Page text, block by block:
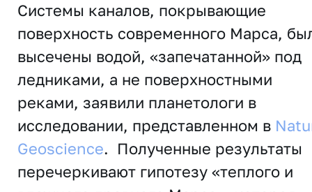
Системы каналов, покрывающие
поверхность современного Марса,
высечены водой, «запечатанной» под
ледниками, а не поверхностными
реками, заявили планетологи в
исследовании, представленном в
Geoscience. Полученные результаты
перечеркивают гипотезу «теплого и